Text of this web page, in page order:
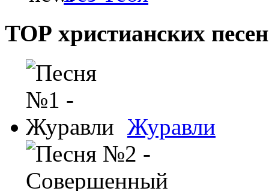
ТОР христианских песен
Журавли